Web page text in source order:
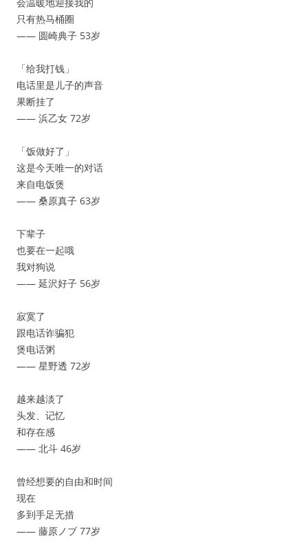
只有热马桶圈
—— 圆崎典子 53岁
「给我打钱」
电话里是儿子的声音
果断挂了
—— 浜乙女 72岁
「饭做好了」
这是今天唯一的对话
来自电饭煲
—— 桑原真子 63岁
下辈子
也要在一起哦
我对狗说
—— 延沢好子 56岁
寂寞了
跟电话诈骗犯
煲电话粥
—— 星野透 72岁
越来越淡了
头发、记忆
和存在感
—— 北斗 46岁
曾经想要的自由和时间
现在
多到手足无措
—— 藤原ノブ 77岁